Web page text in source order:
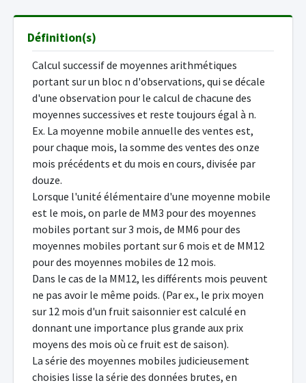
Définition(s)
Calcul successif de moyennes arithmétiques
portant sur un bloc n d'observations, qui se décale
d'une observation pour le calcul de chacune des
moyennes successives et reste toujours égal à n.
Ex. La moyenne mobile annuelle des ventes est,
pour chaque mois, la somme des ventes des onze
mois précédents et du mois en cours, divisée par
douze.
Lorsque l'unité élémentaire d'une moyenne mobile
est le mois, on parle de MM3 pour des moyennes
mobiles portant sur 3 mois, de MM6 pour des
moyennes mobiles portant sur 6 mois et de MM12
pour des moyennes mobiles de 12 mois.
Dans le cas de la MM12, les différents mois peuvent
ne pas avoir le même poids. (Par ex., le prix moyen
sur 12 mois d'un fruit saisonnier est calculé en
donnant une importance plus grande aux prix
moyens des mois où ce fruit est de saison).
La série des moyennes mobiles judicieusement
choisies lisse la série des données brutes, en